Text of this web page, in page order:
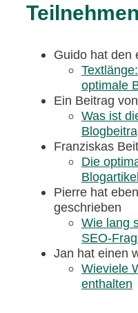
Guido hat den
optimale
Ein Beitrag
Was ist
Franziskas
Die
Pierre hat
geschrieben
Wie lang
SEO-
Jan hat einen
Wieviele
enthalten